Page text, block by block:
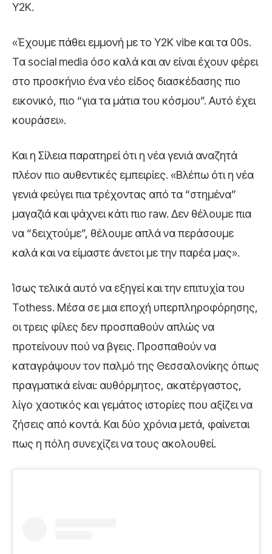
Y2K.
«Έχουμε πάθει εμμονή με το Y2K vibe και τα 00s.
Τα social media όσο καλά και αν είναι έχουν φέρει
στο προσκήνιο ένα νέο είδος διασκέδασης πιο
εικονικό, πιο “για τα μάτια του κόσμου”. Αυτό έχει
κουράσει».
Και η Σίλεια παρατηρεί ότι η νέα γενιά αναζητά
πλέον πιο αυθεντικές εμπειρίες. «Βλέπω ότι η νέα
γενιά φεύγει πια τρέχοντας από τα “στημένα”
μαγαζιά και ψάχνει κάτι πιο raw. Δεν θέλουμε πια
να “δειχτούμε”, θέλουμε απλά να περάσουμε
καλά και να είμαστε άνετοι με την παρέα μας».
Ίσως τελικά αυτό να εξηγεί και την επιτυχία του
Tothess. Μέσα σε μια εποχή υπερπληροφόρησης,
οι τρεις φίλες δεν προσπαθούν απλώς να
προτείνουν πού να βγεις. Προσπαθούν να
καταγράψουν τον παλμό της Θεσσαλονίκης όπως
πραγματικά είναι: αυθόρμητος, ακατέργαστος,
λίγο χαοτικός και γεμάτος ιστορίες που αξίζει να
ζήσεις από κοντά. Και δύο χρόνια μετά, φαίνεται
πως η πόλη συνεχίζει να τους ακολουθεί.